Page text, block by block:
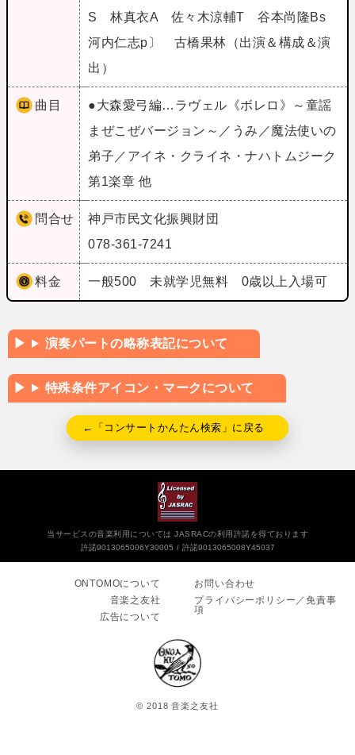
S 林真衣A 佐々木涼輔T 谷本尚隆Bs
河内仁志p〕 古橋果林（出演＆構成＆演
出）
曲目
●大森愛弓編…ラヴェル《ボレロ》～童謡
まぜこぜバージョン～／うみ／魔法使いの
弟子／アイネ・クライネ・ナハトムジーク
第1楽章 他
問合せ
神戸市民文化振興財団
078-361-7241
料金 一般500 未就学児無料 0歳以上入場可
演奏パートの略称表記について
特殊条件アイコン・マークについて
←「コンサートかんたん検索」に戻る
当サービスの音楽利用については JASRACの利用許諾を得ております
許諾9013065006Y30005
許諾9013065008Y45037
ONTOMOについて
音楽之友社
広告について
お問い合わせ
プライバシーポリシー／免責事
項
© 2018 音楽之友社